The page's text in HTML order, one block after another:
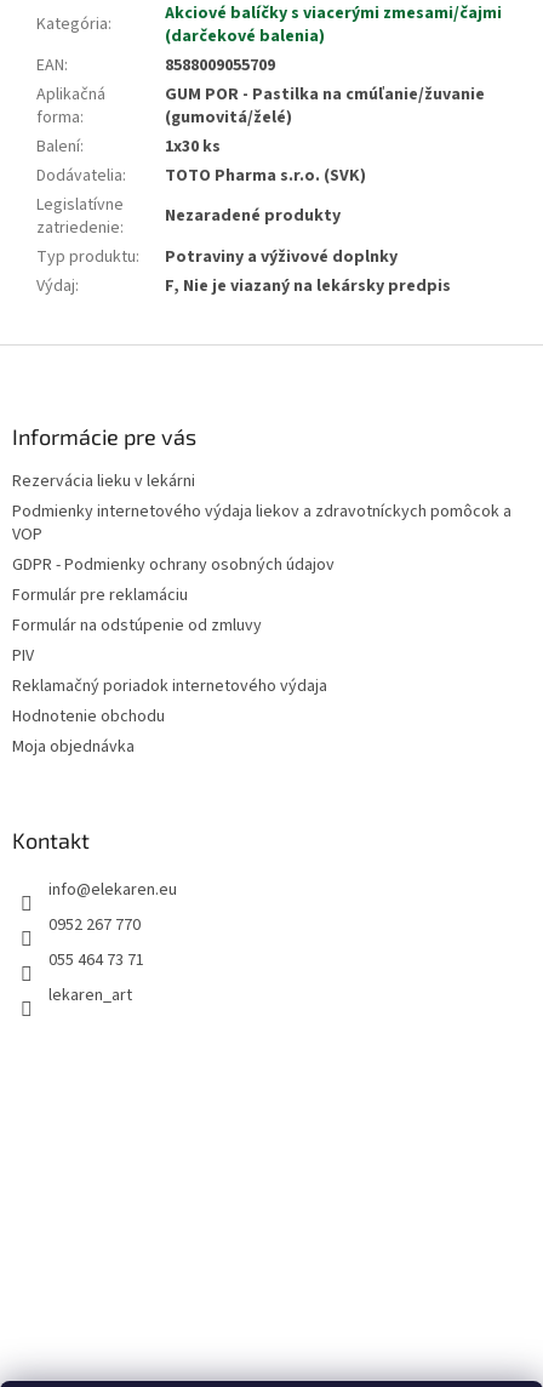
Kategória:
Akciové balíčky s viacerými zmesami/čajmi
(darčekové balenia)
EAN:
8588009055709
Aplikačná
forma:
GUM POR - Pastilka na cmúľanie/žuvanie
(gumovitá/želé)
Balení:
1x30 ks
Dodávatelia:
TOTO Pharma s.r.o. (SVK)
Legislatívne
zatriedenie:
Nezaradené produkty
Typ produktu:
Potraviny a výživové doplnky
Výdaj: F, Nie je viazaný na lekársky predpis
Informácie pre vás
Rezervácia lieku v lekárni
Podmienky internetového výdaja liekov a zdravotníckych pomôcok a
VOP
GDPR - Podmienky ochrany osobných údajov
Formulár pre reklamáciu
Formulár na odstúpenie od zmluvy
PIV
Reklamačný poriadok internetového výdaja
Hodnotenie obchodu
Moja objednávka
Kontakt
info@elekaren.eu
0952 267 770
055 464 73 71
lekaren_art